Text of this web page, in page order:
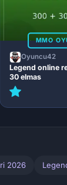
MMO
Oyuncu42
Legend online
30 elmas
2026